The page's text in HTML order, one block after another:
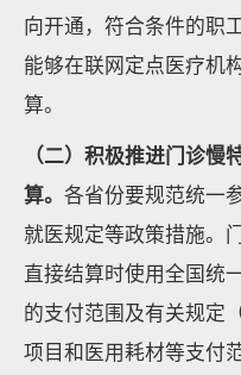
向开通，符合条件的职
能够在联网定点医疗机
算。
（二）积极推进门诊
算。 各省份要规范统一
就医规定等政策措施。
直接结算时使用全国统
的支付范围及有关规定
项目和医用耗材等支付